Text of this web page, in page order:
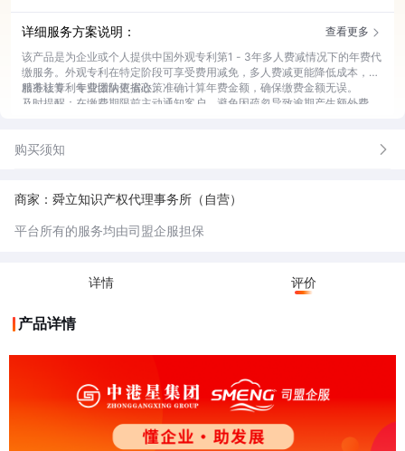
详细服务方案说明：
查看更多
该产品是为企业或个人提供中国外观专利第1 - 3年多人费减情况下的年费代
缴服务。外观专利在特定阶段可享受费用减免，多人费减更能降低成本，此
服务让专利年费缴纳更省心。
精准核算：专业团队依据政策准确计算年费金额，确保缴费金额无误。
及时提醒：在缴费期限前主动通知客户，避免因疏忽导致逾期产生额外费
全程跟进：实时反馈缴费进度，让客户随时了解缴费状态。
购买须知
商家：舜立知识产权代理事务所（自营）
平台所有的服务均由司盟企服担保
详情 评价
产品详情